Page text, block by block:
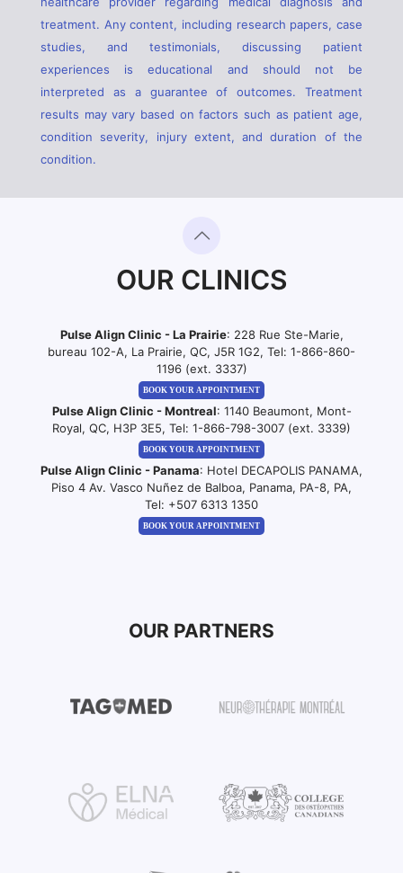
treatment. Any content, including research papers, case
studies, and testimonials, discussing patient
experiences is educational and should not be
interpreted as a guarantee of outcomes. Treatment
results may vary based on factors such as patient age,
condition severity, injury extent, and duration of the
condition.
OUR CLINICS
Pulse Align Clinic - La Prairie: 228 Rue Ste-Marie,
bureau 102-A, La Prairie, QC, J5R 1G2, Tel: 1-866-860-
1196 (ext. 3337)
BOOK YOUR APPOINTMENT
Pulse Align Clinic - Montreal: 1140 Beaumont, Mont-
Royal, QC, H3P 3E5, Tel: 1-866-798-3007 (ext. 3339)
BOOK YOUR APPOINTMENT
Pulse Align Clinic - Panama: Hotel DECAPOLIS PANAMA,
Piso 4 Av. Vasco Nuñez de Balboa, Panama, PA-8, PA,
Tel: +507 6313 1350
BOOK YOUR APPOINTMENT
OUR PARTNERS